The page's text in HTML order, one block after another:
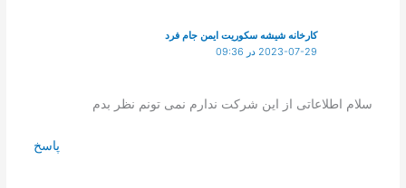
کارخانه شیشه سکوریت ایمن جام فرد
2023-07-29 در 09:36
سلام اطلاعاتی از این شرکت ندارم نمی تونم نظر بدم
پاسخ